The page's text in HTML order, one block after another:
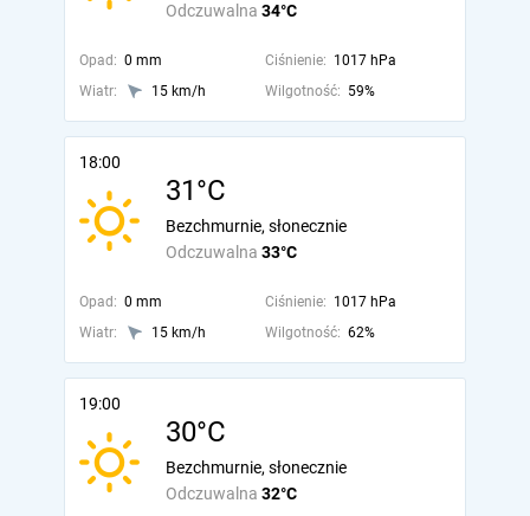
Odczuwalna 34°C
Opad: 0 mm Ciśnienie: 1017 hPa
Wiatr:
15 km/h Wilgotność: 59%
18:00
31°C
Odczuwalna 33°C
Bezchmurnie, słonecznie
Opad: 0 mm Ciśnienie: 1017 hPa
Wiatr:
15 km/h Wilgotność: 62%
19:00
30°C
Odczuwalna 32°C
Bezchmurnie, słonecznie